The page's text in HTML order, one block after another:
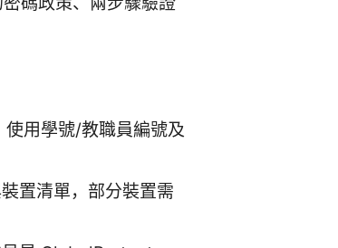
使用學號/教職員編號及
置清單，部分裝置需